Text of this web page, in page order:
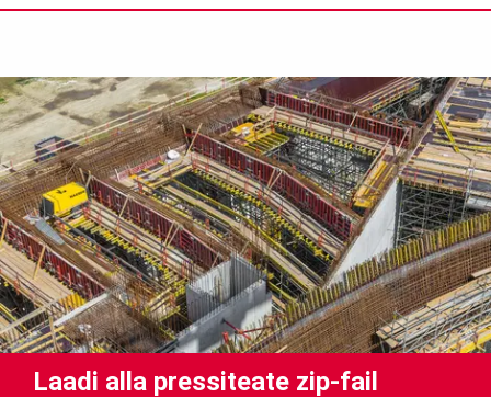
Meedia
Tekst
Laadi alla pressiteate zip-fail